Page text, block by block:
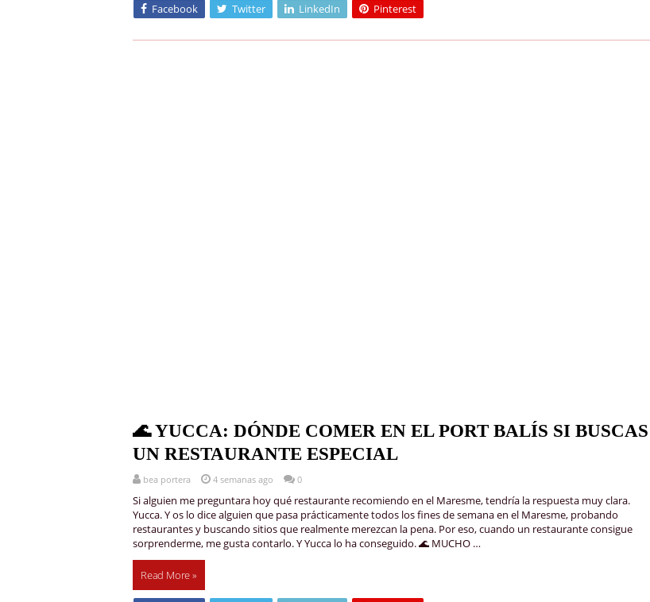
Facebook Twitter LinkedIn Pinterest
🌊 YUCCA: DÓNDE COMER EN EL PORT BALÍS SI BUSCAS
UN RESTAURANTE ESPECIAL
bea portera 4 semanas ago 0
Si alguien me preguntara hoy qué restaurante recomiendo en el Maresme, tendría la respuesta muy clara.
Yucca. Y os lo dice alguien que pasa prácticamente todos los fines de semana en el Maresme, probando
restaurantes y buscando sitios que realmente merezcan la pena. Por eso, cuando un restaurante consigue
sorprenderme, me gusta contarlo. Y Yucca lo ha conseguido. 🌊 MUCHO …
Read More »